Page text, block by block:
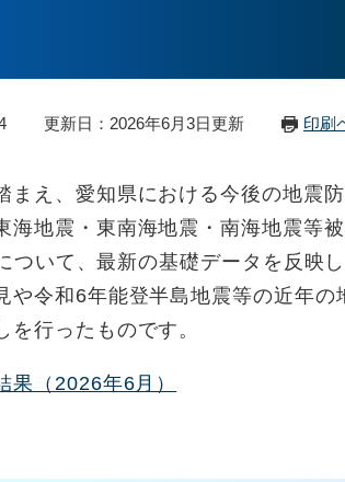
更新日：2026年6月3日更新 印刷
え、愛知県における今後の地震防
海地震・東南海地震・南海地震等
いて、最新の基礎データを反映し
や令和6年能登半島地震等の近年の
行ったものです。
果（2026年6月）